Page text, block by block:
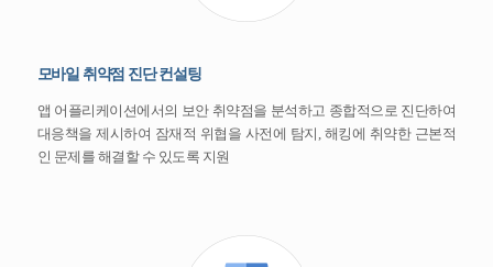
모바일 취약점 진단 컨설팅
앱 어플리케이션에서의 보안 취약점을 분석하고 종합적으로 진단하여
대응책을 제시하여 잠재적 위협을 사전에 탐지, 해킹에 취약한 근본적
인 문제를 해결할 수 있도록 지원